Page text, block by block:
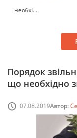
необхі...
Порядок
що необхідно
07.08.2019Автор: